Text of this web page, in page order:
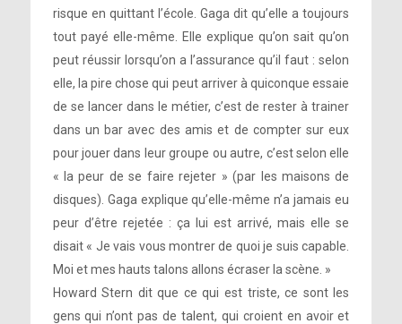
risque en quittant l’école. Gaga dit qu’elle a toujours
tout payé elle-même. Elle explique qu’on sait qu’on
peut réussir lorsqu’on a l’assurance qu’il faut : selon
elle, la pire chose qui peut arriver à quiconque essaie
de se lancer dans le métier, c’est de rester à trainer
dans un bar avec des amis et de compter sur eux
pour jouer dans leur groupe ou autre, c’est selon elle
« la peur de se faire rejeter » (par les maisons de
disques). Gaga explique qu’elle-même n’a jamais eu
peur d’être rejetée : ça lui est arrivé, mais elle se
disait « Je vais vous montrer de quoi je suis capable.
Moi et mes hauts talons allons écraser la scène. »
Howard Stern dit que ce qui est triste, ce sont les
gens qui n’ont pas de talent, qui croient en avoir et